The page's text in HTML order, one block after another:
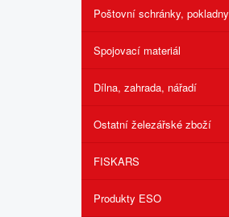
Poštovní schránky, pokladny
Spojovací materiál
Dílna, zahrada, nářadí
Ostatní železářské zboží
FISKARS
Produkty ESO